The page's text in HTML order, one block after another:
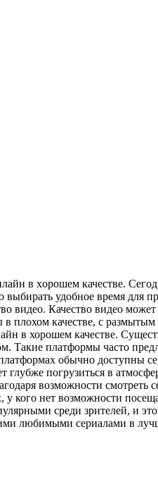
в xoрoшeм качестве.
удобное время для
видео. Качество видео может
в плохом качестве, с
в хорошем качестве.
Такие платформы часто
обычно доступны
погрузиться в
возможности смотреть
кого нет возможности
среди зрителей, и
любимыми сериалами в